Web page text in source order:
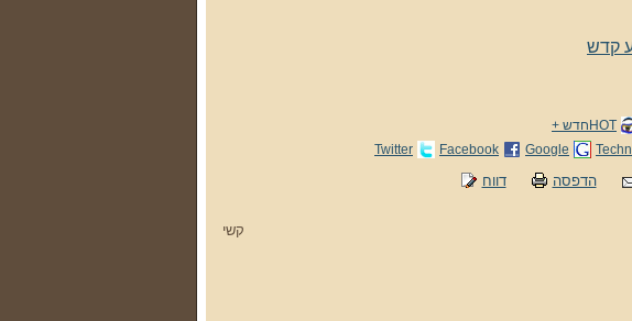
קדש
HOTחדש +
Google
Facebook
Twitter
הדפסה דווח
קשי